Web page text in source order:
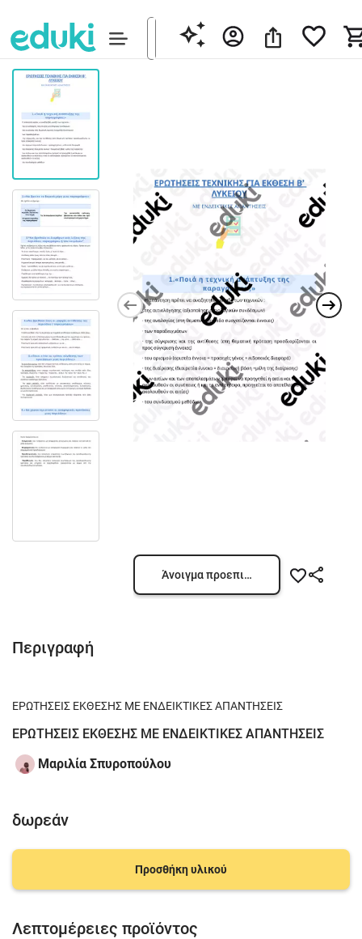
Άνοιγμα προεπισκόπησης
Περιγραφή
ΕΡΩΤΗΣΕΙΣ ΕΚΘΕΣΗΣ ΜΕ ΕΝΔΕΙΚΤΙΚΕΣ ΑΠΑΝΤΗΣΕΙΣ
ΕΡΩΤΗΣΕΙΣ ΕΚΘΕΣΗΣ ΜΕ ΕΝΔΕΙΚΤΙΚΕΣ ΑΠΑΝΤΗΣΕΙΣ
Μαριλία Σπυροπούλου
δωρεάν
Προσθήκη υλικού
Λεπτομέρειες προϊόντος